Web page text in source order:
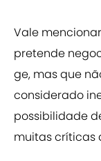
Vale
pretende
ge, mas que
considerado
possibilidade
muitas críticas